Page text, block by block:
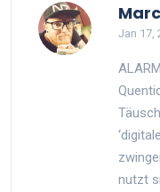
Jan 17,
nutzt